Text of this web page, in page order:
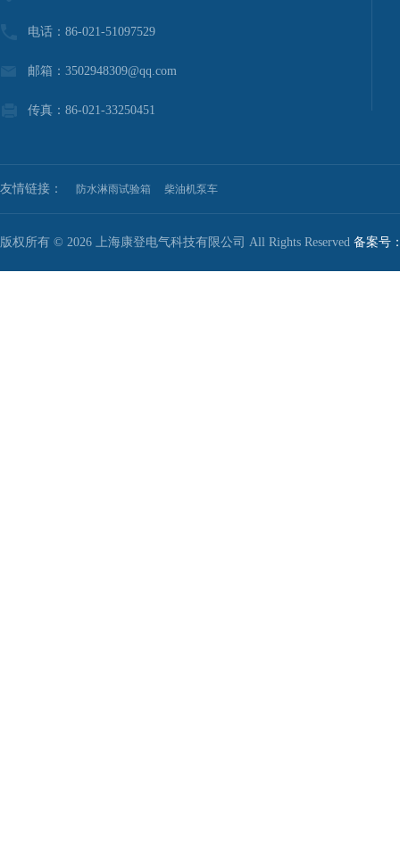
电话：86-021-51097529
邮箱：3502948309@qq.com
传真：86-021-33250451
友情链接： 防水淋雨试验箱 柴油机泵车
版权所有 © 2026 上海康登电气科技有限公司 All Rights Reserved 备案号